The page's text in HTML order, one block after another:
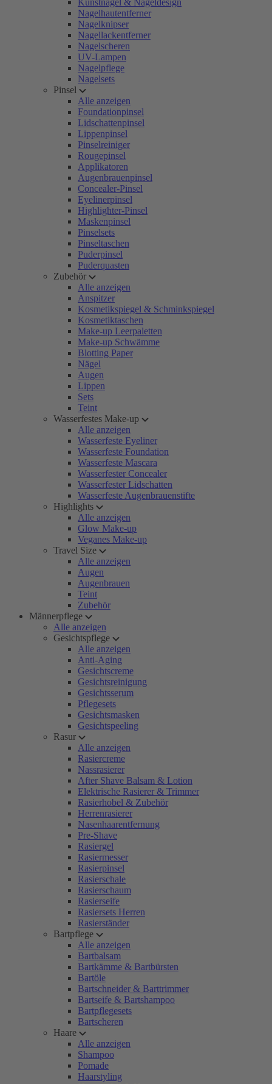
Kunstnägel & Nageldesign
Nagelhautentferner
Nagelknipser
Nagellackentferner
Nagelscheren
UV-Lampen
Nagelpflege
Nagelsets
Pinsel
Alle anzeigen
Foundationpinsel
Lidschattenpinsel
Lippenpinsel
Pinselreiniger
Rougepinsel
Applikatoren
Augenbrauenpinsel
Concealer-Pinsel
Eyelinerpinsel
Highlighter-Pinsel
Maskenpinsel
Pinselsets
Pinseltaschen
Puderpinsel
Puderquasten
Zubehör
Alle anzeigen
Anspitzer
Kosmetikspiegel & Schminkspiegel
Kosmetiktaschen
Make-up Leerpaletten
Make-up Schwämme
Blotting Paper
Nägel
Augen
Lippen
Sets
Teint
Wasserfestes Make-up
Alle anzeigen
Wasserfeste Eyeliner
Wasserfeste Foundation
Wasserfeste Mascara
Wasserfester Concealer
Wasserfester Lidschatten
Wasserfeste Augenbrauenstifte
Highlights
Alle anzeigen
Glow Make-up
Veganes Make-up
Travel Size
Alle anzeigen
Augen
Augenbrauen
Teint
Zubehör
Männerpflege
Alle anzeigen
Gesichtspflege
Alle anzeigen
Anti-Aging
Gesichtscreme
Gesichtsreinigung
Gesichtsserum
Pflegesets
Gesichtsmasken
Gesichtspeeling
Rasur
Alle anzeigen
Rasiercreme
Nassrasierer
After Shave Balsam & Lotion
Elektrische Rasierer & Trimmer
Rasierhobel & Zubehör
Herrenrasierer
Nasenhaarentfernung
Pre-Shave
Rasiergel
Rasiermesser
Rasierpinsel
Rasierschale
Rasierschaum
Rasierseife
Rasiersets Herren
Rasierständer
Bartpflege
Alle anzeigen
Bartbalsam
Bartkämme & Bartbürsten
Bartöle
Bartschneider & Barttrimmer
Bartseife & Bartshampoo
Bartpflegesets
Bartscheren
Haare
Alle anzeigen
Shampoo
Pomade
Haarstyling